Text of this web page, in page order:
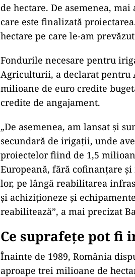
de hectare. De asemenea,
care este finalizată
hectare pe care le-am
Fondurile necesare pentru
Agriculturii, a declarat pentru
milioane de euro credite
credite de angajament.
„De asemenea, am lansat şi
secundară de irigaţii, unde
proiectelor fiind de 1,5
Europeană, fără cofinanţare
lor, pe lângă reabilitarea
şi achiziţioneze şi
reabilitează”, a mai precizat
Ce suprafețe pot fi
Înainte de 1989, România
aproape trei milioane de